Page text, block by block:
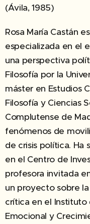
(Ávila, 1985)
Rosa María Castán
especializada en el
una perspectiva
Filosofía por la
máster en Estudios
Filosofía y Ciencias
Complutense de
fenómenos de
de crisis política. Ha
en el Centro de
profesora invitada
un proyecto sobre
crítica en el Instituto
Emocional y